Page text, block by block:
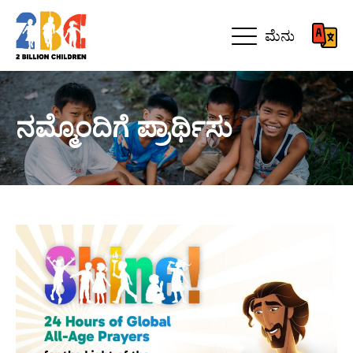
ಮೆನು
ನಮ್ಮೊಂದಿಗೆ ಪ್ರಾರ್ಥಿಸು